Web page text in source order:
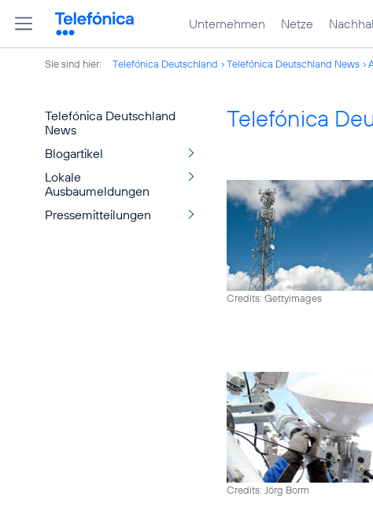
Unternehmen Netze
Sie sind hier: Telefónica Deutschland Telefónica Deutschland News
Telefónica Deutschland
News
Blogartikel
Lokale
Ausbaumeldungen
Pressemitteilungen
Telefónica
Credits: Gettyimages
Credits: Jörg Borm